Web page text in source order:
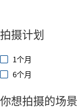
拍摄计划
1个月
6个月
你想拍摄的场景